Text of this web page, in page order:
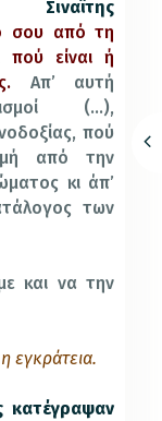
σου από τη
πού είναι ή
Απ’ αυτή
(…),
πού
από την
κι άπ’
των
και να την
εγκράτεια.
κατέγραψαν